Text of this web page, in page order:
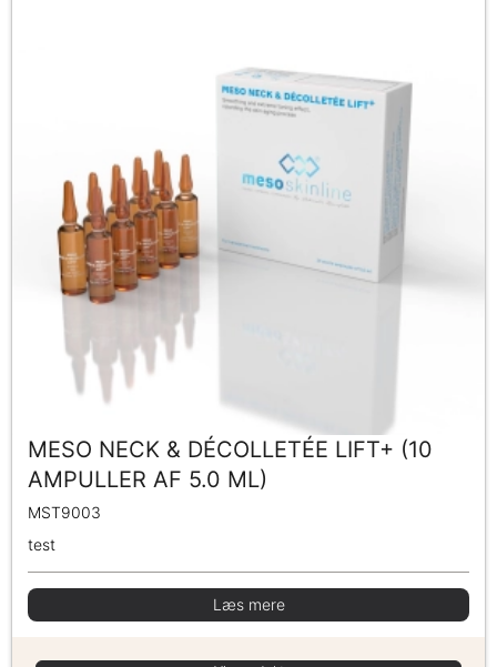
MESO NECK & DÉCOLLETÉE LIFT+ (10
AMPULLER AF 5.0 ML)
MST9003
test
Læs mere